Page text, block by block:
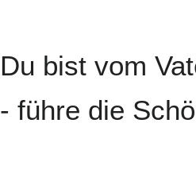
Du bist vom
- führe die